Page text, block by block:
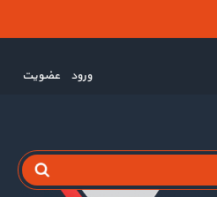
ورود عضویت